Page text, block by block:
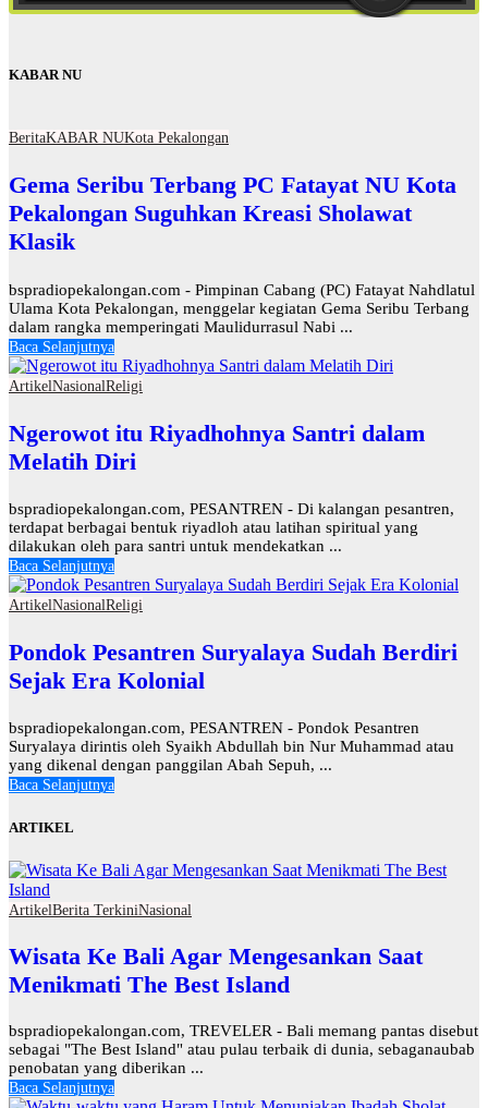
KABAR NU
BeritaKABAR NUKota Pekalongan
Gema Seribu Terbang PC Fatayat NU Kota
Pekalongan Suguhkan Kreasi Sholawat
Klasik
bspradiopekalongan.com - Pimpinan Cabang (PC) Fatayat Nahdlatul
Ulama Kota Pekalongan, menggelar kegiatan Gema Seribu Terbang
dalam rangka memperingati Maulidurrasul Nabi ...
Baca Selanjutnya
ArtikelNasionalReligi
Ngerowot itu Riyadhohnya Santri dalam
Melatih Diri
bspradiopekalongan.com, PESANTREN - Di kalangan pesantren,
terdapat berbagai bentuk riyadloh atau latihan spiritual yang
dilakukan oleh para santri untuk mendekatkan ...
Baca Selanjutnya
ArtikelNasionalReligi
Pondok Pesantren Suryalaya Sudah Berdiri
Sejak Era Kolonial
bspradiopekalongan.com, PESANTREN - Pondok Pesantren
Suryalaya dirintis oleh Syaikh Abdullah bin Nur Muhammad atau
yang dikenal dengan panggilan Abah Sepuh, ...
Baca Selanjutnya
ARTIKEL
ArtikelBerita TerkiniNasional
Wisata Ke Bali Agar Mengesankan Saat
Menikmati The Best Island
bspradiopekalongan.com, TREVELER - Bali memang pantas disebut
sebagai "The Best Island" atau pulau terbaik di dunia, sebaganaubab
penobatan yang diberikan ...
Baca Selanjutnya